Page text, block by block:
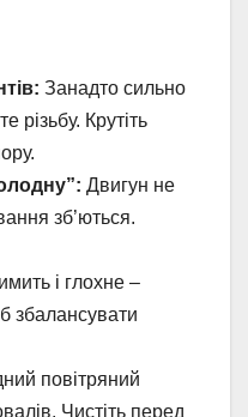
Занадто сильно
різьбу. Крутіть
Двигун не
зб’ються.
і глохне –
збалансувати
повітряний
Чистіть перед